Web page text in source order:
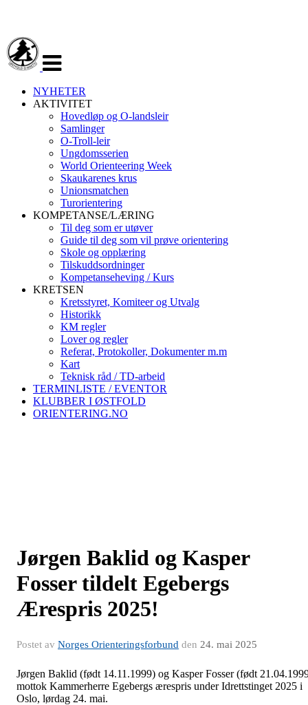
navigasjon
NYHETER
AKTIVITET
Hovedløp og O-landsleir
Samlinger
O-Troll-leir
Ungdomsserien
World Orienteering Week
Skaukarenes krus
Unionsmatchen
Turorientering
KOMPETANSE/LÆRING
Til deg som er utøver
Guide til deg som vil prøve orientering
Skole og opplæring
Tilskuddsordninger
Kompetanseheving / Kurs
KRETSEN
Kretsstyret, Komiteer og Utvalg
Historikk
KM regler
Lover og regler
Referat, Protokoller, Dokumenter m.m
Kart
Teknisk råd / TD-arbeid
TERMINLISTE / EVENTOR
KLUBBER I ØSTFOLD
ORIENTERING.NO
Jørgen Baklid og Kasper
Fosser tildelt Egebergs
Ærespris 2025!
Postet av Norges Orienteringsforbund den 24. mai 2025
Jørgen Baklid (født 14.11.1999) og Kasper Fosser (født
mottok Kammerherre Egebergs ærespris under Idrettstinget 2025 i
Oslo, lørdag 24. mai.